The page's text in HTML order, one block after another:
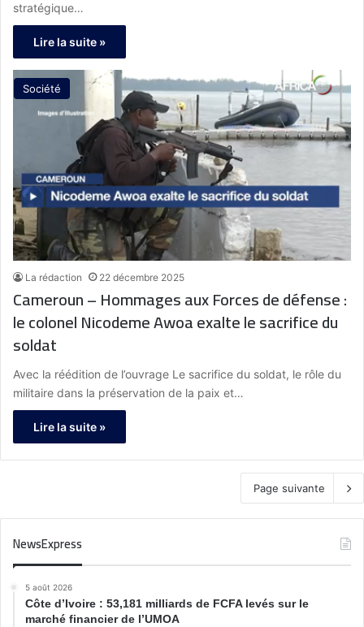
stratégique…
Lire la suite »
Société
La rédaction 22 décembre 2025
Cameroun – Hommages aux Forces de défense :
le colonel Nicodeme Awoa exalte le sacrifice du
soldat
Avec la réédition de l’ouvrage Le sacrifice du soldat, le rôle du
militaire dans la préservation de la paix et…
Lire la suite »
Page suivante
NewsExpress
5 août 2026
Côte d’Ivoire : 53,181 milliards de FCFA levés sur le
marché financier de l’UMOA